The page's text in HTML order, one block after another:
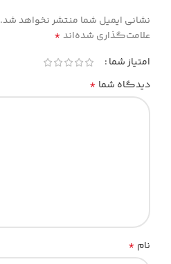
نشانی ایمیل شما منتشر نخواهد شد.
علامت‌گذاری شده‌اند*
امتیاز شما
دیدگاه شما *
نام *